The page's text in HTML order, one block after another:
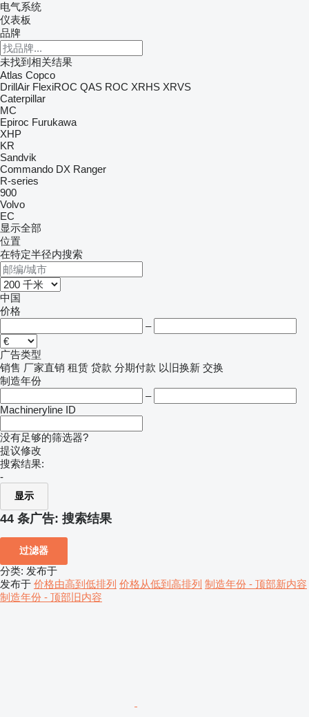
电气系统
仪表板
品牌
未找到相关结果
Atlas Copco
DrillAir FlexiROC QAS ROC XRHS XRVS
Caterpillar
MC
Epiroc Furukawa
XHP
KR
Sandvik
Commando DX Ranger
R-series
900
Volvo
EC
显示全部
位置
在特定半径内搜索
中国
价格
–
广告类型
销售 厂家直销 租赁 贷款 分期付款 以旧换新 交换
制造年份
–
Machineryline ID
没有足够的筛选器?
提议修改
搜索结果:
-
显示
44 条广告: 搜索结果
过滤器
分类: 发布于
发布于 价格由高到低排列 价格从低到高排列 制造年份 - 顶部新内容
制造年份 - 顶部旧内容